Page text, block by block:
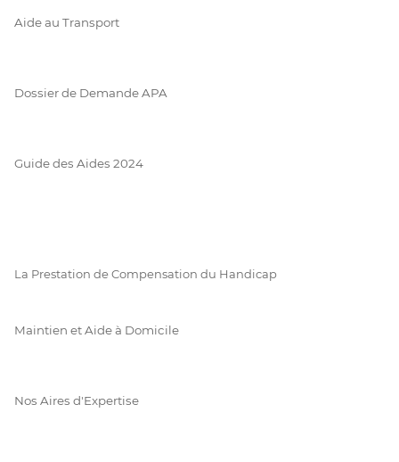
Aide au Transport
Dossier de Demande APA
Guide des Aides 2024
La Prestation de Compensation du Handicap
Maintien et Aide à Domicile
Nos Aires d'Expertise